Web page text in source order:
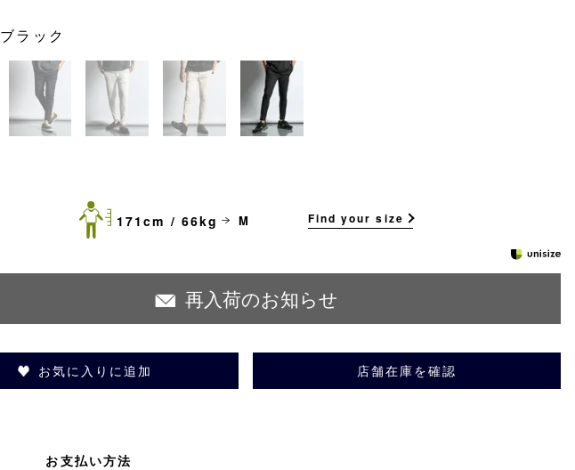
ブラック
171cm / 66kg M Find your size
再入荷のお知らせ
お気に入りに追加 店舗在庫を確認
お支払い方法